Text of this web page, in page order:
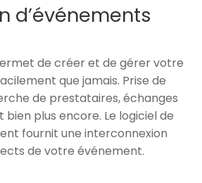
d’événements
de créer et de gérer votre
que jamais. Prise de
de prestataires, échanges
plus encore. Le logiciel de
fournit une interconnexion
de votre événement.